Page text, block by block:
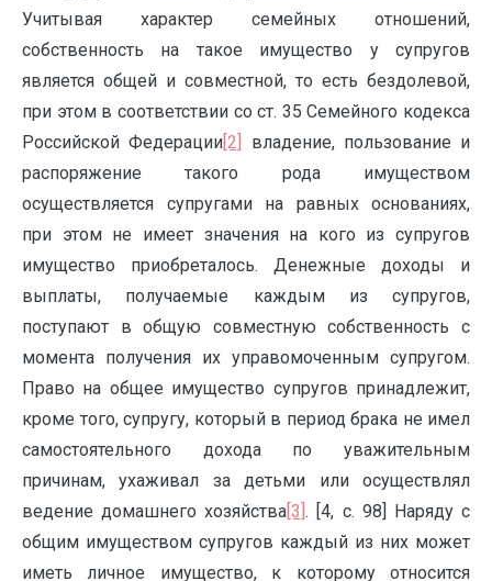
Учитывая характер семейных отношений,
собственность на такое имущество у супругов
является общей и совместной, то есть бездолевой,
при этом в соответствии со ст. 35 Семейного кодекса
Российской Федерации [2]
владение, пользование и
распоряжение такого рода имуществом
осуществляется супругами на равных основаниях,
при этом не имеет значения на кого из супругов
имущество приобреталось. Денежные доходы и
выплаты, получаемые каждым из супругов,
поступают в общую совместную собственность с
момента получения их управомоченным супругом.
Право на общее имущество супругов принадлежит,
кроме того, супругу, который в период брака не имел
самостоятельного дохода по уважительным
причинам, ухаживал за детьми или осуществлял
ведение домашнего хозяйства [3]. [4, с. 98] Наряду с
общим имуществом супругов каждый из них может
иметь личное имущество, к которому относится